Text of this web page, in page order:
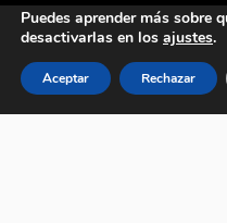
Puedes aprender más sobre
desactivarlas en los ajustes.
Aceptar Rechazar